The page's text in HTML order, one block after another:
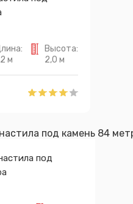
м
Высота:
2,0 м
под